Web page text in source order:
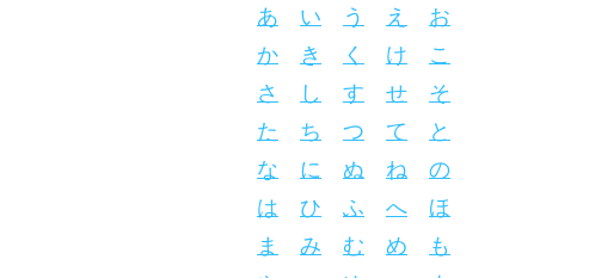
あ い う え お
か き く け こ
さ し す せ そ
た ち つ て と
な に ぬ ね の
は ひ ふ へ ほ
ま み む め も